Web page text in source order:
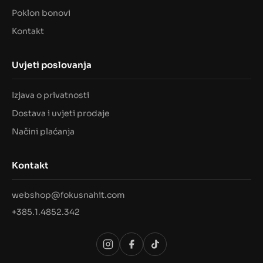
Poklon bonovi
Kontakt
Uvjeti poslovanja
Izjava o privatnosti
Dostava i uvjeti prodaje
Načini plaćanja
Kontakt
webshop@fokusnahit.com
+385.1.4852.342